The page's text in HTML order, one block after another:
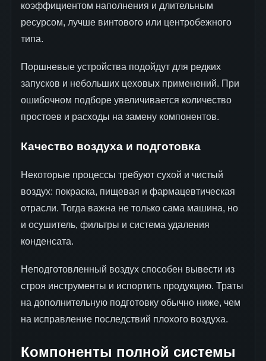
коэффициентом наполнения и длительным
ресурсом, лучше винтового или центробежного
типа.
Поршневые устройства подойдут для редких
запусков и небольших цеховых применений. При
ошибочном подборе увеличивается количество
простоев и расходы на замену компонентов.
Качество воздуха и подготовка
Некоторые процессы требуют сухой и чистый
воздух: покраска, пищевая и фармацевтическая
отрасли. Тогда важна не только сама машина, но
и осушитель, фильтры и система удаления
конденсата.
Неподготовленный воздух способен вывести из
строя инструменты и испортить продукцию. Траты
на дополнительную подготовку обычно ниже, чем
на исправление последствий плохого воздуха.
Компоненты полной системы